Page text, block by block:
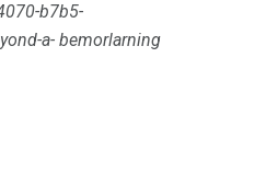
b7b5-
a- bemorlarning